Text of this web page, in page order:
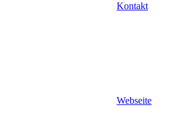
Kontakt
Webseite